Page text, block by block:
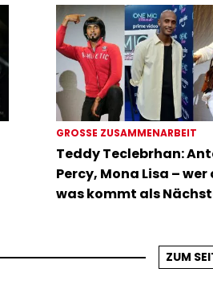
GROSSE ZUSAMMENARBEIT
Teddy Teclebrhan:
Percy, Mona Lisa – wer
was kommt als
ZUM